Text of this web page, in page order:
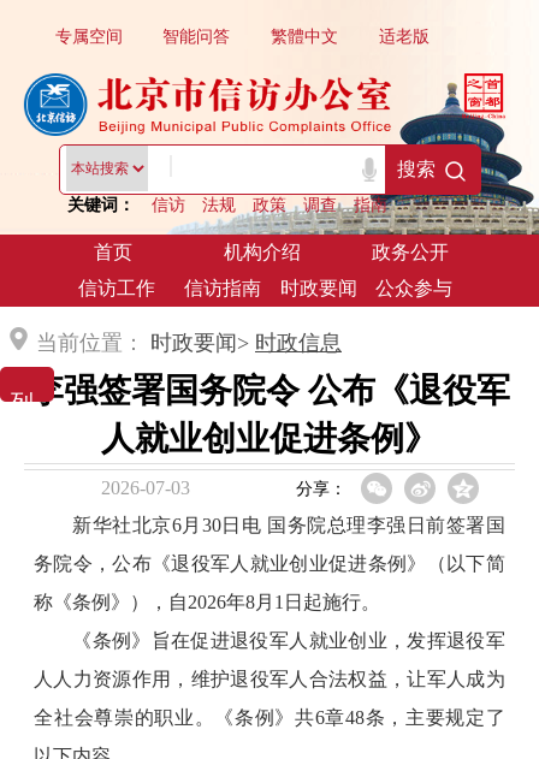
关键词： 信访 法规 政策 调查 指南
搜索
繁體中文
专属空间 适老版
智能问答
首页 机构介绍
政务公开
信访工作
信访指南 时政要闻 公众参与
当前位置： 时政要闻> 时政信息
李强签署国务院令 公布《退役军
人就业创业促进条例》
2026-07-03 分享：
新华社北京6月30日电 国务院总理李强日前签署国
务院令，公布《退役军人就业创业促进条例》（以下简
称《条例》），自2026年8月1日起施行。
《条例》旨在促进退役军人就业创业，发挥退役军
人人力资源作用，维护退役军人合法权益，让军人成为
全社会尊崇的职业。《条例》共6章48条，主要规定了